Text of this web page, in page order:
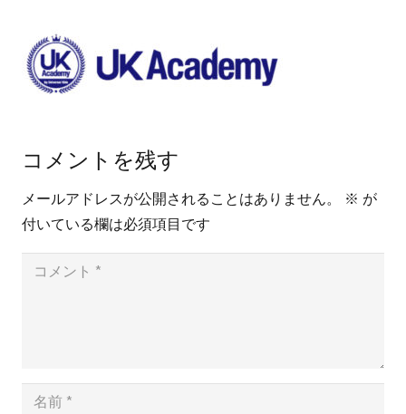
コメントを残す
メールアドレスが公開されることはありません。 ※ が
付いている欄は必須項目です